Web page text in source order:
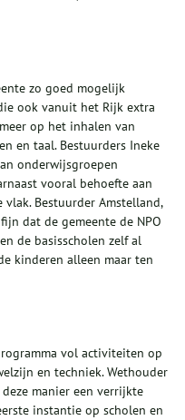
zo goed mogelijk
ook vanuit het Rijk extra
op het inhalen van
en taal. Bestuurders Ineke
onderwijsgroepen
vooral behoefte aan
Bestuurder Amstelland,
dat de gemeente de NPO
de basisscholen zelf al
kinderen alleen maar ten
vol activiteiten op
en techniek. Wethouder
manier een verrijkte
instantie op scholen en